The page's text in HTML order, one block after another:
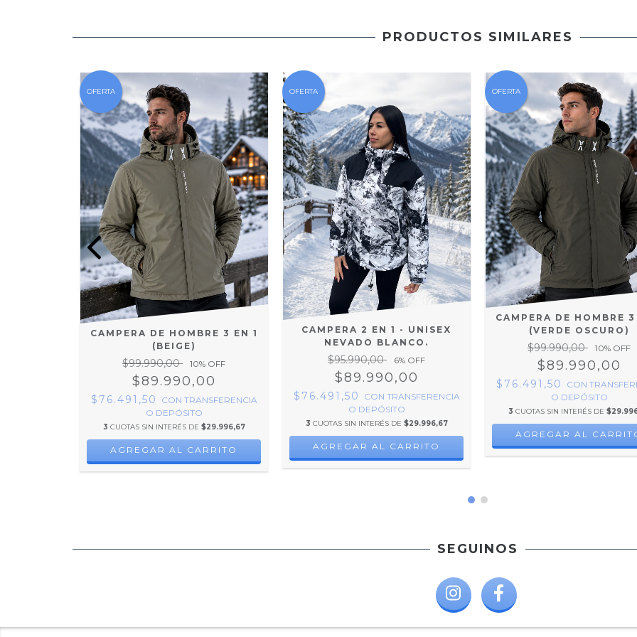
PRODUCTOS SIMILARES
OFERTA
CAMPERA DE HOMBRE 3 EN 1
(BEIGE)
$99.990,00 10% OFF
$89.990,00
$76.491,50 CON TRANSFERENCIA
O DEPÓSITO
3 CUOTAS SIN INTERÉS DE $29.996,67
AGREGAR AL CARRITO
OFERTA
CAMPERA 2 EN 1 - UNISEX
NEVADO BLANCO.
$95.990,00 6% OFF
$89.990,00
$76.491,50 CON TRANSFERENCIA
O DEPÓSITO
3 CUOTAS SIN INTERÉS DE $29.996,67
AGREGAR AL CARRITO
OFERTA
CAMPERA DE HOMBRE 3
(VERDE OSCURO)
$99.990,00 10% OFF
$89.990,00
$76.491,50 CON
O DEPÓSITO
3 CUOTAS SIN INTERÉS DE
AGREGAR AL
SEGUINOS